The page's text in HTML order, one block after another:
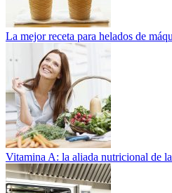
La mejor receta para helados de
Vitamina A: la aliada nutricional de